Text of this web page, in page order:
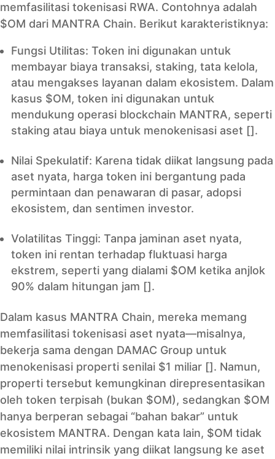
memfasilitasi tokenisasi RWA. Contohnya adalah
$OM dari MANTRA Chain. Berikut karakteristiknya:
Fungsi Utilitas: Token ini digunakan untuk
membayar biaya transaksi, staking, tata kelola,
atau mengakses layanan dalam ekosistem. Dalam
kasus $OM, token ini digunakan untuk
mendukung operasi blockchain MANTRA, seperti
staking atau biaya untuk menokenisasi aset [].
Nilai Spekulatif: Karena tidak diikat langsung pada
aset nyata, harga token ini bergantung pada
permintaan dan penawaran di pasar, adopsi
ekosistem, dan sentimen investor.
Volatilitas Tinggi: Tanpa jaminan aset nyata,
token ini rentan terhadap fluktuasi harga
ekstrem, seperti yang dialami $OM ketika anjlok
90% dalam hitungan jam [].
Dalam kasus MANTRA Chain, mereka memang
memfasilitasi tokenisasi aset nyata—misalnya,
bekerja sama dengan DAMAC Group untuk
menokenisasi properti senilai $1 miliar []. Namun,
properti tersebut kemungkinan direpresentasikan
oleh token terpisah (bukan $OM), sedangkan $OM
hanya berperan sebagai “bahan bakar” untuk
ekosistem MANTRA. Dengan kata lain, $OM tidak
memiliki nilai intrinsik yang diikat langsung ke aset